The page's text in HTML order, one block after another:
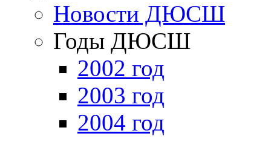
Новости ДЮСШ
Годы ДЮСШ
2002 год
2003 год
2004 год